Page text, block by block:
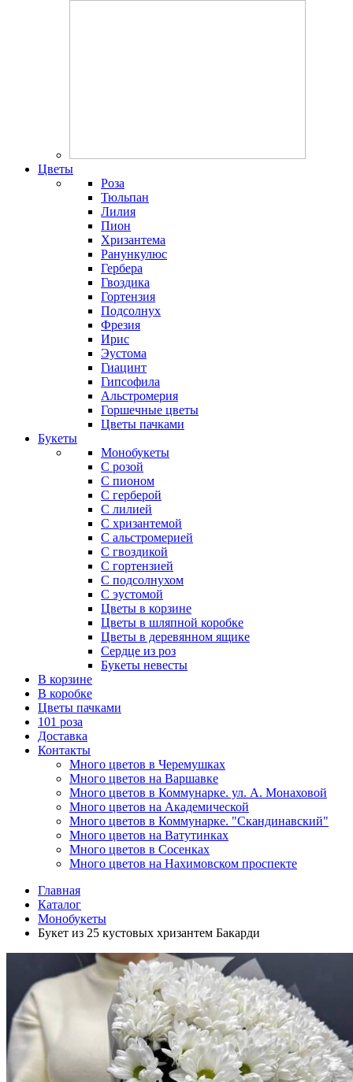
Цветы
Роза
Тюльпан
Лилия
Пион
Хризантема
Ранункулюс
Гербера
Гвоздика
Гортензия
Подсолнух
Фрезия
Ирис
Эустома
Гиацинт
Гипсофила
Альстромерия
Горшечные цветы
Цветы пачками
Букеты
Монобукеты
С розой
С пионом
С герберой
С лилией
С хризантемой
С альстромерией
С гвоздикой
С гортензией
С подсолнухом
С эустомой
Цветы в корзине
Цветы в шляпной коробке
Цветы в деревянном ящике
Сердце из роз
Букеты невесты
В корзине
В коробке
Цветы пачками
101 роза
Доставка
Контакты
Много цветов в Черемушках
Много цветов на Варшавке
Много цветов в Коммунарке. ул. А. Монаховой
Много цветов на Академической
Много цветов в Коммунарке. "Скандинавский"
Много цветов на Ватутинках
Много цветов в Сосенках
Много цветов на Нахимовском проспекте
Главная
Каталог
Монобукеты
Букет из 25 кустовых хризантем Бакарди